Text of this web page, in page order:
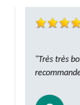
"Très très